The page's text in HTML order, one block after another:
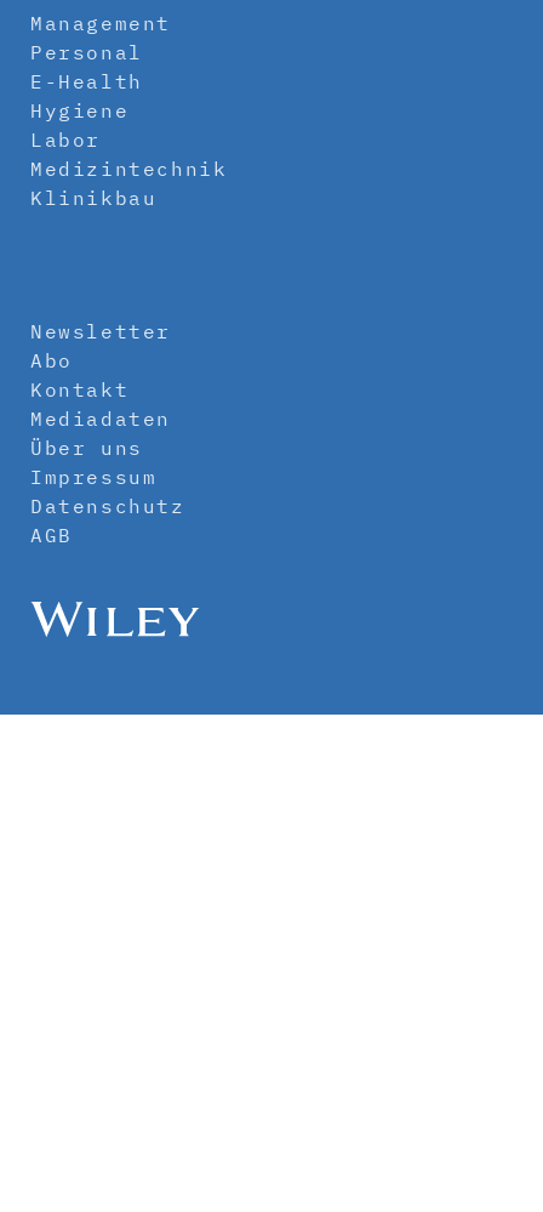
Management
Personal
E-Health
Hygiene
Labor
Medizintechnik
Klinikbau
Newsletter
Abo
Kontakt
Mediadaten
Über uns
Impressum
Datenschutz
AGB